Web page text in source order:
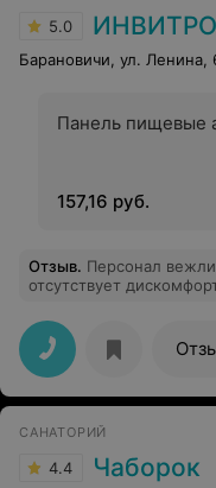
5.0 ИНВИТРО
Барановичи, ул. Ленина,
Панель пищевые
157,16 руб.
Отзыв. Персонал
отсутствует
Очень довольна.
САНАТОРИЙ
4.4 Чаборок